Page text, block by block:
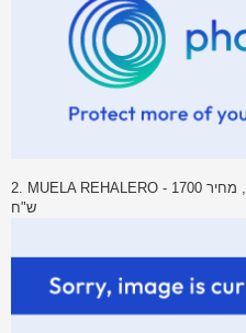
2. MUELA REHALERO - אורך להב 250מ"מ, אורך כללי 410מ"מ, מחיר 1700
ש"ח